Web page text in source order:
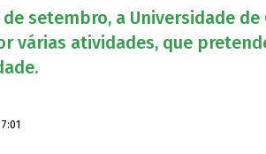
de setembro, a Universidade
várias atividades, que